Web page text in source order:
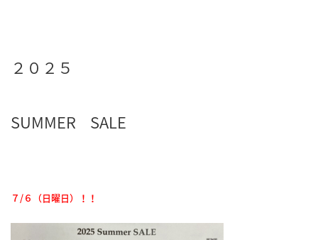
２０２５
SUMMER SALE
７/６（日曜日）！！